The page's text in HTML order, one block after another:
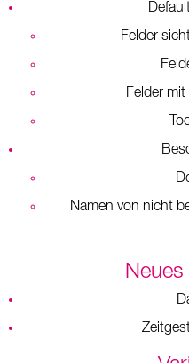
Felder
Felder
Namen von nicht